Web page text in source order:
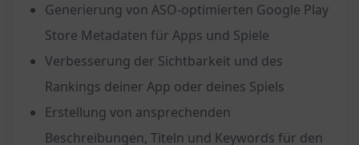
Generierung von ASO-optimierten Google Play
Store Metadaten für Apps und Spiele
Verbesserung der Sichtbarkeit und des
Rankings deiner App oder deines Spiels
Erstellung von ansprechenden
Beschreibungen, Titeln und Keywords für den